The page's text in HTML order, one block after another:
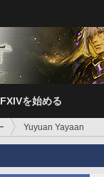
を始める
Yuyuan Yayaan